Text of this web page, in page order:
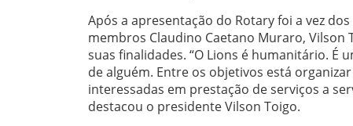
Após a apresentação do Rotary foi a vez
membros Claudino Caetano Muraro, Vilson
suas finalidades. “O Lions é humanitário. É
de alguém. Entre os objetivos está
interessadas em prestação de serviços a
destacou o presidente Vilson Toigo.